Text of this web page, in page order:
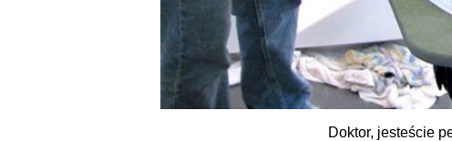
Doktor, jesteście